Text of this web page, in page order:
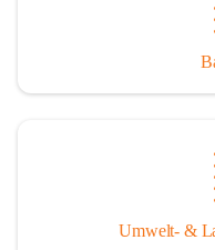
Umwelt- &